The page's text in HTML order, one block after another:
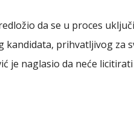
da se u proces
prihvatljivog za
je naglasio da neće